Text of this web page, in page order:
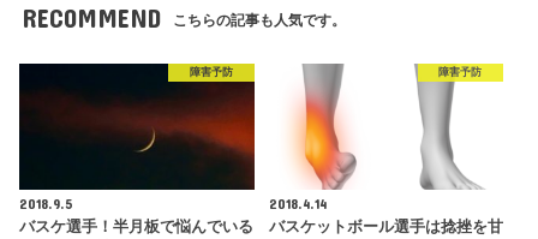
RECOMMEND こちらの記事も人気です。
障害予防
2018.9.5
バスケ選手！半月板で悩んでいる
障害予防
2018.4.14
バスケットボール選手は捻挫を甘